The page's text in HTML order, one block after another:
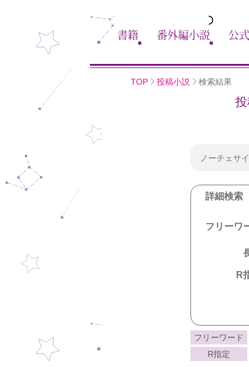
書籍 番外編小説 公
TOP 投稿小説 検索結果
ノーチェサ
詳細検索
フリーワ
R
フリーワード
R指定